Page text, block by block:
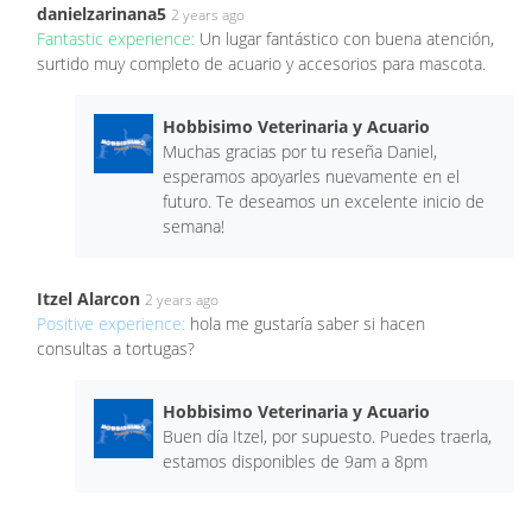
danielzarinana5 2 years ago
Fantastic experience: Un lugar fantástico con buena atención,
surtido muy completo de acuario y accesorios para mascota.
Hobbisimo Veterinaria y Acuario
Muchas gracias por tu reseña Daniel,
esperamos apoyarles nuevamente en el
futuro. Te deseamos un excelente inicio de
semana!
Itzel Alarcon 2 years ago
Positive experience: hola me gustaría saber si hacen
consultas a tortugas?
Hobbisimo Veterinaria y Acuario
Buen día Itzel, por supuesto. Puedes traerla,
estamos disponibles de 9am a 8pm